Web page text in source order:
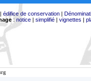
édifice de conservation|
: notice| simplifié| vignettes |